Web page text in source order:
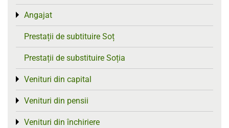
Angajat
Toggle menu
Prestații de subtituire Soț
Prestații de substituire Soția
Venituri din capital
Toggle menu
Venituri din pensii
Toggle menu
Venituri din închiriere
Toggle menu